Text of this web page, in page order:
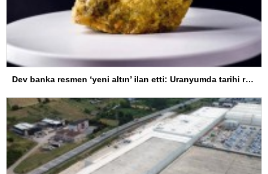
Dev banka resmen ‘yeni altın’ ilan etti: Uranyumda tarihi rekorlara çok az kaldı